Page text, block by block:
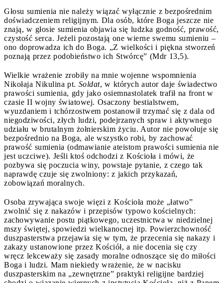
Głosu sumienia nie należy wiązać wyłącznie z bezpośrednim
doświadczeniem religijnym. Dla osób, które Boga jeszcze nie
znają, w głosie sumienia objawia się ludzka godność, prawość,
czystość serca. Jeżeli pozostają one wierne swemu sumieniu –
ono doprowadza ich do Boga. „Z wielkości i piękna stworzeń
poznają przez podobieństwo ich Stwórcę” (Mdr 13,5).
Wielkie wrażenie zrobiły na mnie wojenne wspomnienia
Nikołaja Nikulina pt. Soldat, w których autor daje świadectwo
prawości sumienia, gdy jako osiemnastolatek trafił na front w
czasie II wojny światowej. Osaczony bestialstwem,
wyuzdaniem i tchórzostwem postanowił trzymać się z dala od
niegodziwości, złych ludzi, podejrzanych spraw i aktywnego
udziału w brutalnym żołnierskim życiu. Autor nie powołuje się
bezpośrednio na Boga, ale wszystko robi, by zachować
prawość sumienia (odmawianie ateistom prawości sumienia nie
jest uczciwe). Jeśli ktoś odchodzi z Kościoła i mówi, że
pozbywa się poczucia winy, powstaje pytanie, z czego tak
naprawdę czuje się zwolniony: z jakich przykazań,
zobowiązań moralnych.
Osoba zrywająca swoje więzi z Kościoła może „łatwo”
zwolnić się z nakazów i przepisów typowo kościelnych:
zachowywanie postu piątkowego, uczestnictwa w niedzielnej
mszy świętej, spowiedzi wielkanocnej itp. Powierzchowność
duszpasterstwa przejawia się w tym, że przecenia się nakazy i
zakazy ustanowione przez Kościół, a nie docenia się czy
wręcz lekceważy się zasady moralne odnoszące się do miłości
Boga i ludzi. Mam niekiedy wrażenie, że w nacisku
duszpasterskim na „zewnętrzne” praktyki religijne bardziej